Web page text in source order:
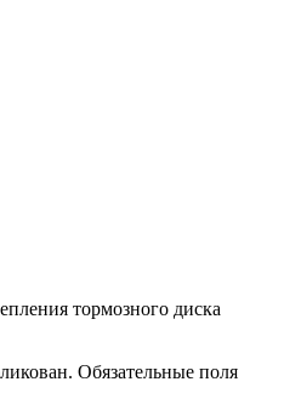
тормозного диска
Обязательные поля